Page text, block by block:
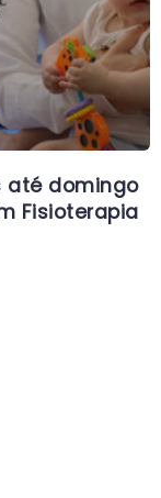
até domingo
Fisioterapia